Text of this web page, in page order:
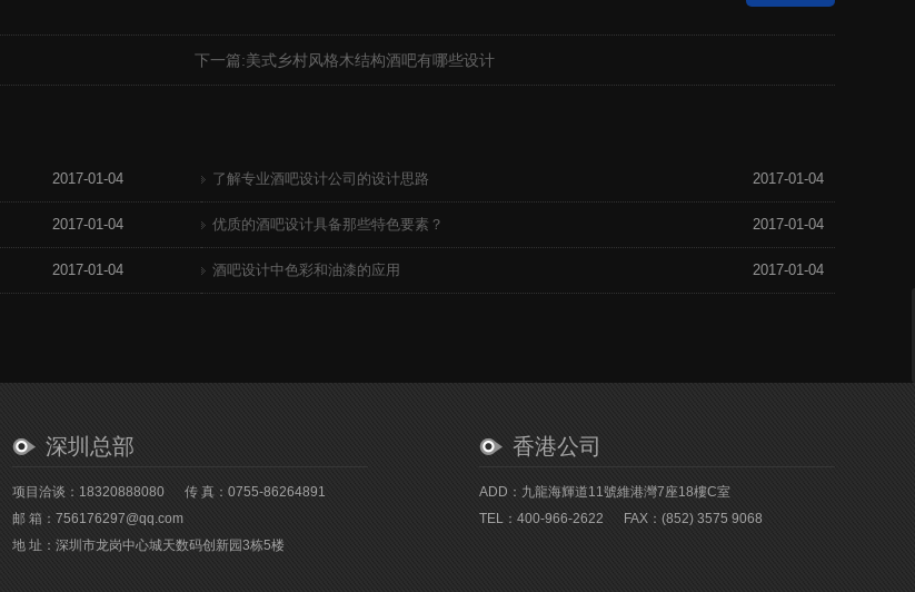
下一篇:美式乡村风格木结构酒吧有哪些设计
2017-01-04 了解专业酒吧设计公司的设计思路 2017-01-04
2017-01-04 优质的酒吧设计具备那些特色要素？ 2017-01-04
2017-01-04 酒吧设计中色彩和油漆的应用 2017-01-04
深圳总部
项目洽谈：18320888080
传 真：0755-86264891
邮 箱：756176297@qq.com
地 址：深圳市龙岗中心城天数码创新园3栋5楼
香港公司
ADD：九龍海輝道11號維港灣7座18樓C室
TEL：400-966-2622
FAX：(852) 3575 9068